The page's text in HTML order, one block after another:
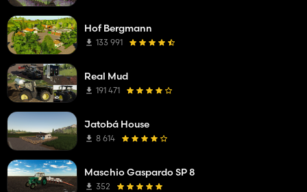
Hof Bergmann
133 991
Real Mud
191 471
Jatobá House
8 614
Maschio Gaspardo SP 8
352